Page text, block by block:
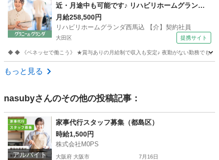
近・月途中も可能です♪ リハビリホームグランダ
西馬込 【介】契約社員 老人介護施設スタッフ
月給258,500円
リハビリホームグランダ西馬込 【介】契約社員
大田区 提携サイト
◆ ◆ 《ベネッセで働こう》 ★賞与ありの月給制で収入も安定♪ 夜勤がない勤務でも月
東京 大田区
もっと見る
nasubyさんのその他の投稿記事：
アルバイト
家事代行スタッフ募集（都島区）
時給1,500円
株式会社M0PS
大阪府 大阪市 7月16日